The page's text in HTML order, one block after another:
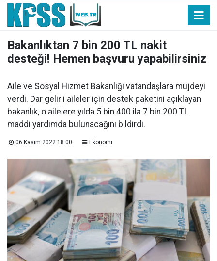
Bakanlıktan 7 bin 200 TL nakit
desteği! Hemen başvuru yapabilirsiniz
Aile ve Sosyal Hizmet Bakanlığı vatandaşlara müjdeyi
verdi. Dar gelirli aileler için destek paketini açıklayan
bakanlık, o ailelere yılda 5 bin 400 ila 7 bin 200 TL
maddi yardımda bulunacağını bildirdi.
06 Kasım 2022 18:00 Ekonomi